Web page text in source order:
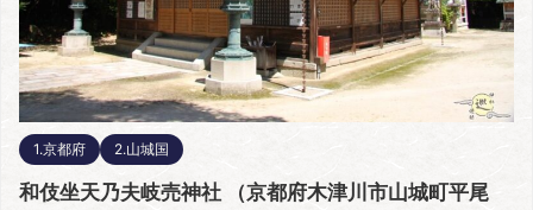
1.京都府 2.山城国
和伎坐天乃夫岐売神社 （京都府木津川市山城町平尾